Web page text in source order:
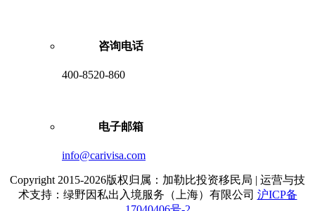
咨询电话
400-8520-860
电子邮箱
info@carivisa.com
Copyright 2015-2026版权归属：加勒比投资移民局 | 运营与技
术支持：绿野因私出入境服务（上海）有限公司 沪ICP备